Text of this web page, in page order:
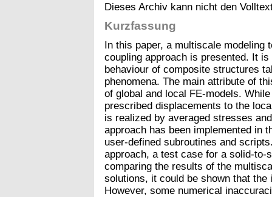
Dieses Archiv kann nicht den
Kurzfassung
In this paper, a multiscale modeling
coupling approach is presented. It
behaviour of composite structures
phenomena. The main attribute of
of global and local FE-models.
prescribed displacements to the
is realized by averaged stresses
approach has been implemented in
user-defined subroutines and
approach, a test case for a solid-to-
comparing the results of the
solutions, it could be shown that
However, some numerical